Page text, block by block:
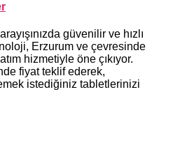
güvenilir ve hızlı
Erzurum ve çevresinde
hizmetiyle öne çıkıyor.
fiyat teklif ederek,
istediğiniz tabletlerinizi